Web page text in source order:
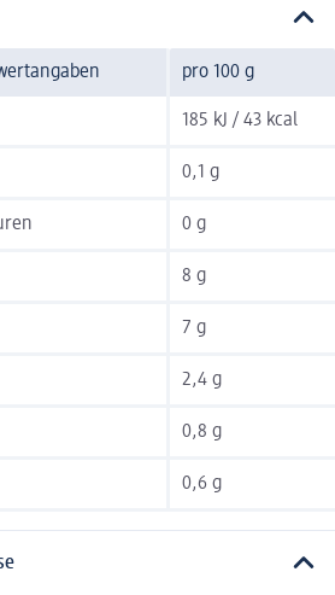
pro 100 g
185 kJ / 43 kcal
0,1 g
0 g
8 g
7 g
2,4 g
0,8 g
0,6 g